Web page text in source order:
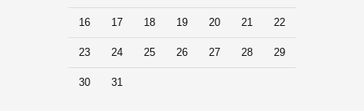
16 17 18 19 20 21 22
23 24 25 26 27 28 29
30 31